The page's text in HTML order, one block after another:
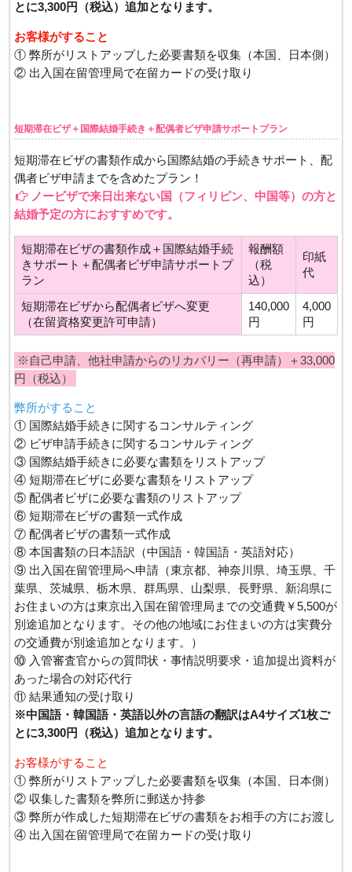
とに3,300円（税込）追加となります。
お客様がすること
① 弊所がリストアップした必要書類を収集（本国、日本側）
② 出入国在留管理局で在留カードの受け取り
短期滞在ビザ＋国際結婚手続き＋配偶者ビザ申請サポートプラン
短期滞在ビザの書類作成から国際結婚の手続きサポート、配
偶者ビザ申請までを含めたプラン！
ノービザで来日出来ない国（フィリピン、中国等）の方と
結婚予定の方におすすめです。
短期滞在ビザの書類作成＋国際結婚手続
きサポート＋配偶者ビザ申請サポートプ
ラン
報酬額
（税
込）
印紙
代
短期滞在ビザから配偶者ビザへ変更
（在留資格変更許可申請）
140,000
円
4,000
円
※自己申請、他社申請からのリカバリー（再申請）＋33,000
円（税込）
弊所がすること
① 国際結婚手続きに関するコンサルティング
② ビザ申請手続きに関するコンサルティング
③ 国際結婚手続きに必要な書類をリストアップ
④ 短期滞在ビザに必要な書類をリストアップ
⑤ 配偶者ビザに必要な書類のリストアップ
⑥ 短期滞在ビザの書類一式作成
⑦ 配偶者ビザの書類一式作成
⑧ 本国書類の日本語訳（中国語・韓国語・英語対応）
⑨ 出入国在留管理局へ申請（東京都、神奈川県、埼玉県、千
葉県、茨城県、栃木県、群馬県、山梨県、長野県、新潟県に
お住まいの方は東京出入国在留管理局までの交通費￥5,500が
別途追加となります。その他の地域にお住まいの方は実費分
の交通費が別途追加となります。）
⑩ 入管審査官からの質問状・事情説明要求・追加提出資料が
あった場合の対応代行
⑪ 結果通知の受け取り
※中国語・韓国語・英語以外の言語の翻訳はA4サイズ1枚ご
とに3,300円（税込）追加となります。
お客様がすること
① 弊所がリストアップした必要書類を収集（本国、日本側）
② 収集した書類を弊所に郵送か持参
③ 弊所が作成した短期滞在ビザの書類をお相手の方にお渡し
④ 出入国在留管理局で在留カードの受け取り